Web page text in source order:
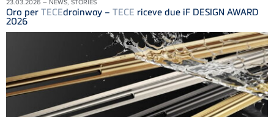
23.03.2026 – NEWS, STORIES
Oro per TECEdrainway – TECE riceve due iF DESIGN AWARD
2026